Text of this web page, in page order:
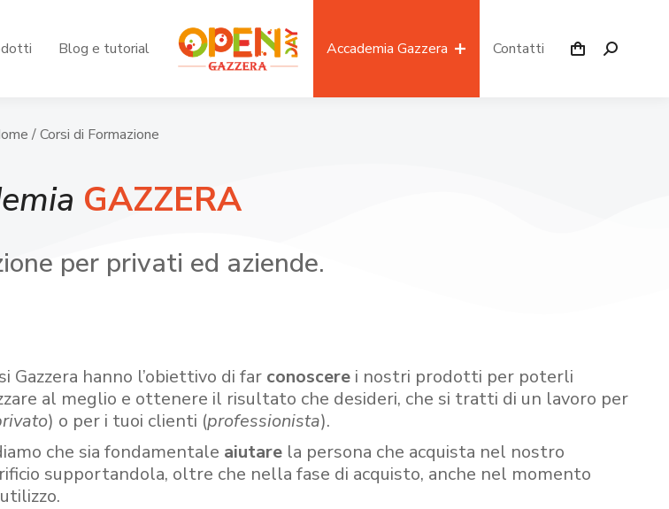
Blog e tutorial Accademia Gazzera Contatti
/ Corsi di Formazione
GAZZERA
per privati ed aziende.
Gazzera hanno l’obiettivo di far conoscerei nostri prodotti per poterli
al meglio e ottenere il risultato che desideri, che si tratti di un lavoro per
) o per i tuoi clienti (professionista).
che sia fondamentale aiutare la persona che acquista nel nostro
supportandola, oltre che nella fase di acquisto, anche nel momento